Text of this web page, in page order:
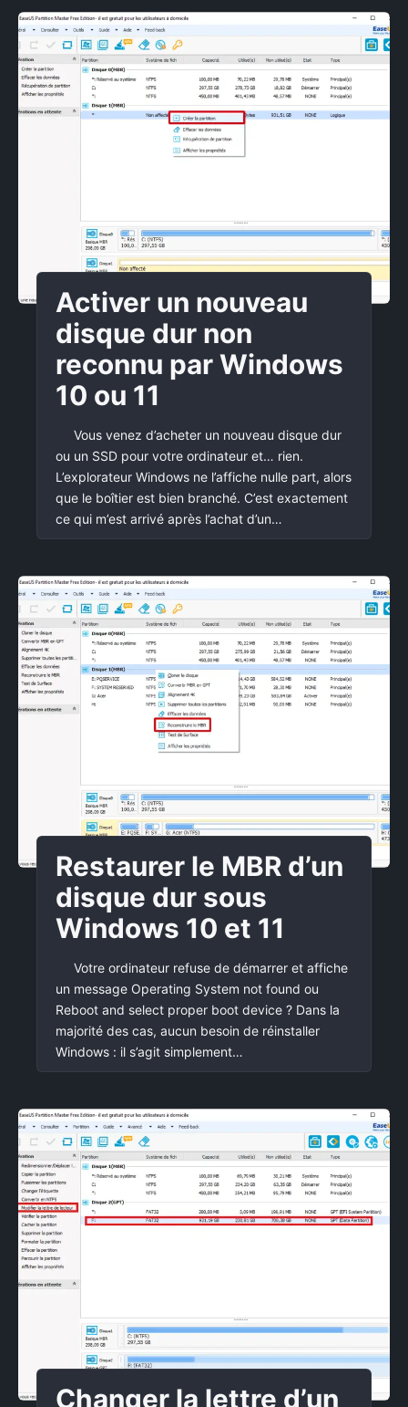
Activer un nouveau
disque dur non
reconnu par Windows
10 ou 11
Vous venez d’acheter un nouveau disque dur
ou un SSD pour votre ordinateur et… rien.
L’explorateur Windows ne l’affiche nulle part, alors
que le boîtier est bien branché. C’est exactement
ce qui m’est arrivé après l’achat d’un…
Restaurer le MBR d’un
disque dur sous
Windows 10 et 11
Votre ordinateur refuse de démarrer et affiche
un message Operating System not found ou
Reboot and select proper boot device ? Dans la
majorité des cas, aucun besoin de réinstaller
Windows : il s’agit simplement…
Changer la lettre d’un